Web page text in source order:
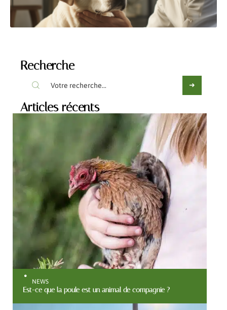
Recherche
Articles récents
NEWS
Est-ce que la poule est un animal de compagnie ?